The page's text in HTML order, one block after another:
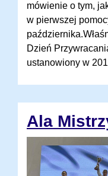
mówienie o tym,
w pierwszej
Dzień
ustanowiony w
Ala